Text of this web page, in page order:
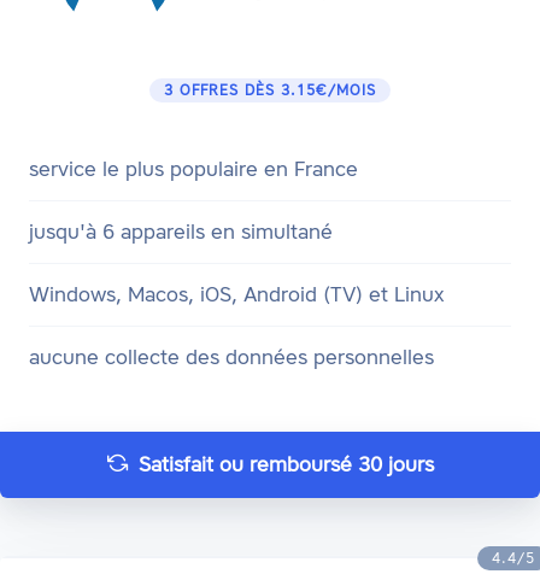
3 OFFRES DÈS 3.15€/MOIS
service le plus populaire en France
jusqu'à 6 appareils en simultané
Windows, Macos, iOS, Android (TV) et Linux
aucune collecte des données personnelles
Satisfait ou remboursé 30 jours
4.4/5